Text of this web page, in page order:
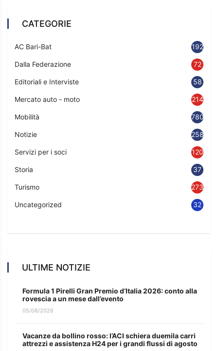
CATEGORIE
AC Bari-Bat 192
Dalla Federazione 72
Editoriali e Interviste 58
Mercato auto - moto 214
Mobilità 780
Notizie 2583
Servizi per i soci 120
Storia 37
Turismo 273
Uncategorized 32
ULTIME NOTIZIE
Formula 1 Pirelli Gran Premio d’Italia 2026: conto alla
rovescia a un mese dall’evento
05/08/2026
Vacanze da bollino rosso: l’ACI schiera duemila carri
attrezzi e assistenza H24 per i grandi flussi di agosto